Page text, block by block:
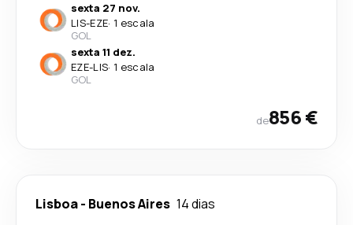
sexta 27 nov.
LIS-EZE· 1 escala
GOL
sexta 11 dez.
EZE-LIS· 1 escala
GOL
de856 €
Lisboa- Buenos Aires 14 dias